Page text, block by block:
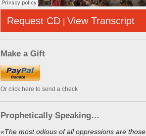
Request CD | View Transcript
Make a Gift
Or click here to send a check
Prophetically Speaking…
«The most odious of all oppressions are those